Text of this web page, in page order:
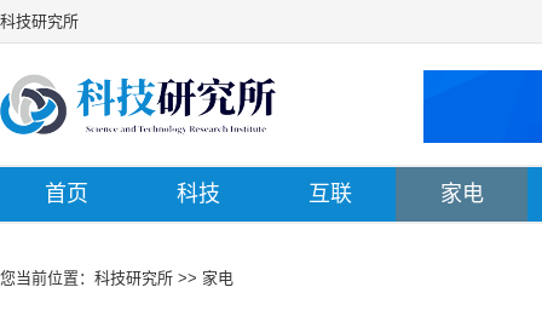
科技研究所
首页 科技 互联 家电
您当前位置： 科技研究所 >> 家电